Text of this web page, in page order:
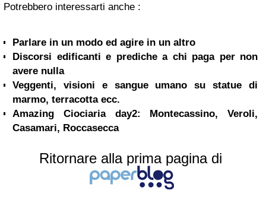
Potrebbero interessarti anche :
Parlare in un modo ed agire in un altro
Discorsi edificanti e prediche a chi paga per non
avere nulla
Veggenti, visioni e sangue umano su statue di
marmo, terracotta ecc.
Amazing Ciociaria day2: Montecassino, Veroli,
Casamari, Roccasecca
Ritornare alla prima pagina di